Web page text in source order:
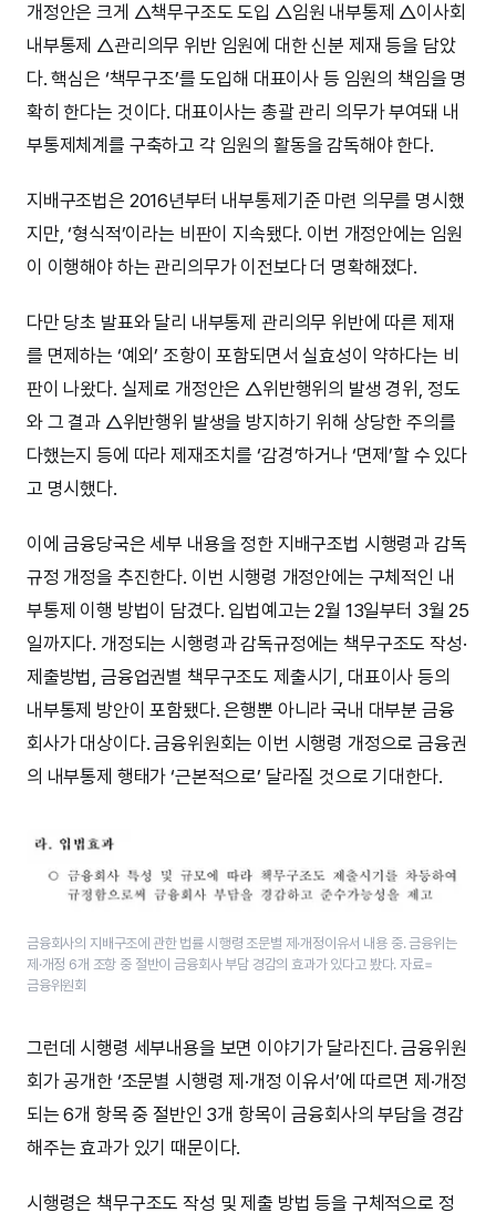
개정안은 크게 △책무구조도 도입 △임원 내부통제 △이사회
내부통제 △관리의무 위반 임원에 대한 신분 제재 등을 담았
다. 핵심은 ‘책무구조’를 도입해 대표이사 등 임원의 책임을 명
확히 한다는 것이다. 대표이사는 총괄 관리 의무가 부여돼 내
부통제체계를 구축하고 각 임원의 활동을 감독해야 한다.
지배구조법은 2016년부터 내부통제기준 마련 의무를 명시했
지만, ‘형식적’이라는 비판이 지속됐다. 이번 개정안에는 임원
이 이행해야 하는 관리의무가 이전보다 더 명확해졌다.
다만 당초 발표와 달리 내부통제 관리의무 위반에 따른 제재
를 면제하는 ‘예외’ 조항이 포함되면서 실효성이 약하다는 비
판이 나왔다. 실제로 개정안은 △위반행위의 발생 경위, 정도
와 그 결과 △위반행위 발생을 방지하기 위해 상당한 주의를
다했는지 등에 따라 제재조치를 ‘감경’하거나 ‘면제’할 수 있다
고 명시했다.
이에 금융당국은 세부 내용을 정한 지배구조법 시행령과 감독
규정 개정을 추진한다. 이번 시행령 개정안에는 구체적인 내
부통제 이행 방법이 담겼다. 입법예고는 2월 13일부터 3월 25
일까지다. 개정되는 시행령과 감독규정에는 책무구조도 작성·
제출방법, 금융업권별 책무구조도 제출시기, 대표이사 등의
내부통제 방안이 포함됐다. 은행뿐 아니라 국내 대부분 금융
회사가 대상이다. 금융위원회는 이번 시행령 개정으로 금융권
의 내부통제 행태가 ‘근본적으로’ 달라질 것으로 기대한다.
금융회사의 지배구조에 관한 법률 시행령 조문별 제·개정이유서 내용 중. 금융위는
제·개정 6개 조항 중 절반이 금융회사 부담 경감의 효과가 있다고 봤다. 자료=
금융위원회
그런데 시행령 세부내용을 보면 이야기가 달라진다. 금융위원
회가 공개한 ‘조문별 시행령 제·개정 이유서’에 따르면 제·개정
되는 6개 항목 중 절반인 3개 항목이 금융회사의 부담을 경감
해주는 효과가 있기 때문이다.
시행령은 책무구조도 작성 및 제출 방법 등을 구체적으로 정